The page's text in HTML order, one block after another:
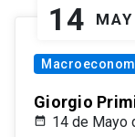
14 MAY
Giorgio
14 de Mayo